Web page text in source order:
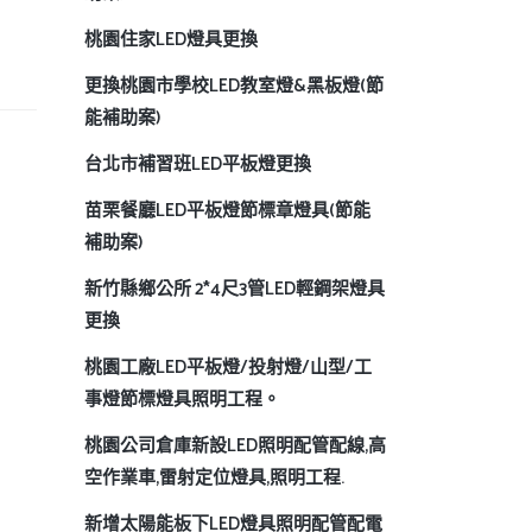
桃園住家LED燈具更換
更換桃園市學校LED教室燈&黑板燈(節
能補助案)
台北市補習班LED平板燈更換
苗栗餐廳LED平板燈節標章燈具(節能
補助案)
新竹縣鄉公所 2*4尺3管LED輕鋼架燈具
更換
桃園工廠LED平板燈/投射燈/山型/工
事燈節標燈具照明工程。
桃園公司倉庫新設LED照明配管配線,高
空作業車,雷射定位燈具,照明工程.
新增太陽能板下LED燈具照明配管配電